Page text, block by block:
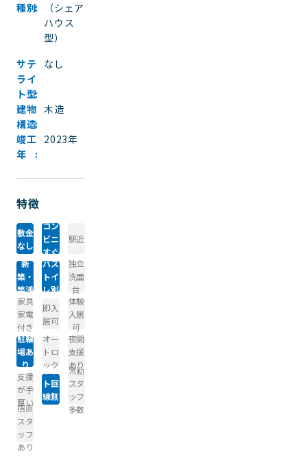
種別
（シェア
ハウス
型）
サテ
ライ
ト型
なし
建物
構造
木造
竣工
年
2023年
特徴
敷金
なし
コン
ビニ
すぐ
駅近
新
築・
築浅
バス
トイ
レ別
独立
洗面
台
家具
家電
付き
即入
居可
体験
入居
可
駐輪
場あ
り
オー
トロ
ック
夜間
支援
あり
支援
が手
厚い
ネッ
ト回
線無
常勤
スタ
ッフ
多数
宿直
スタ
ッフ
あり